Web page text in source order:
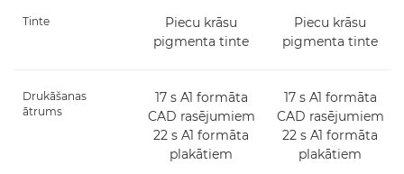
Tinte
Piecu krāsu
pigmenta tinte
Piecu krāsu
pigmenta tinte
Drukāšanas
ātrums
17 s A1 formāta
CAD rasējumiem
22 s A1 formāta
plakātiem
17 s A1 formāta
CAD rasējumiem
22 s A1 formāta
plakātiem